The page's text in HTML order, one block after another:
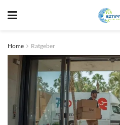
Home Ratgeber